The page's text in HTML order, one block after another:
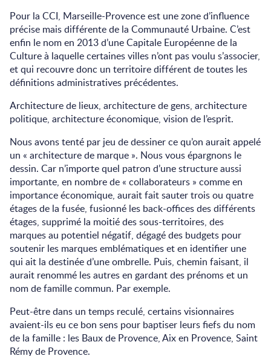
Pour la CCI, Marseille-Provence est une zone d’influence
précise mais différente de la Communauté Urbaine. C’est
enfin le nom en 2013 d’une Capitale Européenne de la
Culture à laquelle certaines villes n’ont pas voulu s’associer,
et qui recouvre donc un territoire différent de toutes les
définitions administratives précédentes.
Architecture de lieux, architecture de gens, architecture
politique, architecture économique, vision de l’esprit.
Nous avons tenté par jeu de dessiner ce qu’on aurait appelé
un « architecture de marque ». Nous vous épargnons le
dessin. Car n’importe quel patron d’une structure aussi
importante, en nombre de « collaborateurs » comme en
importance économique, aurait fait sauter trois ou quatre
étages de la fusée, fusionné les back-offices des différents
étages, supprimé la moitié des sous-territoires, des
marques au potentiel négatif, dégagé des budgets pour
soutenir les marques emblématiques et en identifier une
qui ait la destinée d’une ombrelle. Puis, chemin faisant, il
aurait renommé les autres en gardant des prénoms et un
nom de famille commun. Par exemple.
Peut-être dans un temps reculé, certains visionnaires
avaient-ils eu ce bon sens pour baptiser leurs fiefs du nom
de la famille : les Baux de Provence, Aix en Provence, Saint
Rémy de Provence.